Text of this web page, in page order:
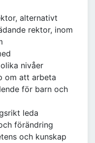
alternativt
rektor, inom
nivåer
om att arbeta
för barn och
leda
förändring
och kunskap